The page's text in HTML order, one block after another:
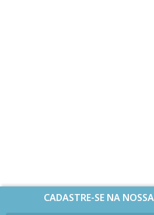
CADASTRE-SE NA